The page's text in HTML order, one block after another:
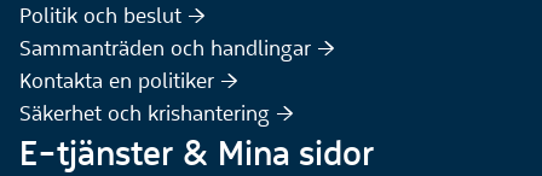
Politik och beslut :höger:
Sammanträden och handlingar :höger:
Kontakta en politiker :höger:
Säkerhet och krishantering :höger:
E-tjänster & Mina sidor